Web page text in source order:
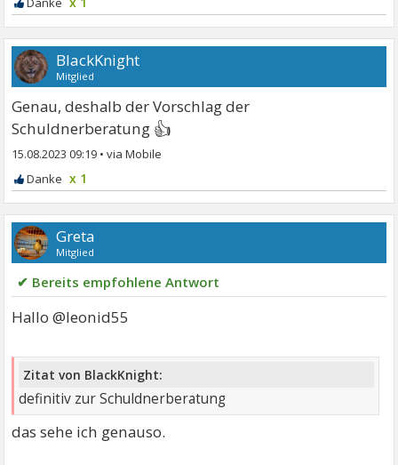
BlackKnight
Mitglied
Genau, deshalb der Vorschlag der
Schuldnerberatung 👍
15.08.2023 09:19 •
x 1
Greta
Mitglied
✔ Bereits empfohlene Antwort
Hallo @leonid55
Zitat von BlackKnight:
definitiv zur Schuldnerberatung
das sehe ich genauso.